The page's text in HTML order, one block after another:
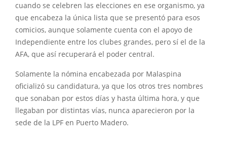
cuando se celebren las elecciones en ese organismo, ya
que encabeza la única lista que se presentó para esos
comicios, aunque solamente cuenta con el apoyo de
Independiente entre los clubes grandes, pero sí el de la
AFA, que así recuperará el poder central.
Solamente la nómina encabezada por Malaspina
oficializó su candidatura, ya que los otros tres nombres
que sonaban por estos días y hasta última hora, y que
llegaban por distintas vías, nunca aparecieron por la
sede de la LPF en Puerto Madero.